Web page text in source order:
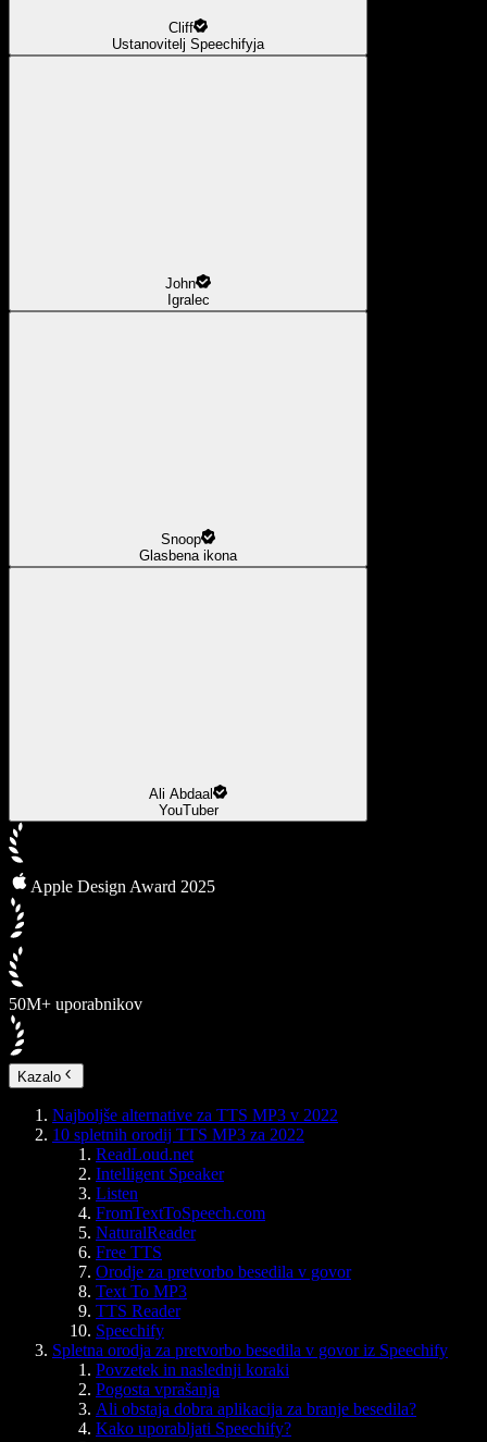
Cliff
Ustanovitelj Speechifyja
John
Igralec
Snoop
Glasbena ikona
Ali Abdaal
YouTuber
Apple Design Award 2025
50M+ uporabnikov
Kazalo
Najboljše alternative za TTS MP3 v 2022
10 spletnih orodij TTS MP3 za 2022
ReadLoud.net
Intelligent Speaker
Listen
FromTextToSpeech.com
NaturalReader
Free TTS
Orodje za pretvorbo besedila v govor
Text To MP3
TTS Reader
Speechify
Spletna orodja za pretvorbo besedila v govor iz Speechify
Povzetek in naslednji koraki
Pogosta vprašanja
Ali obstaja dobra aplikacija za branje besedila?
Kako uporabljati Speechify?